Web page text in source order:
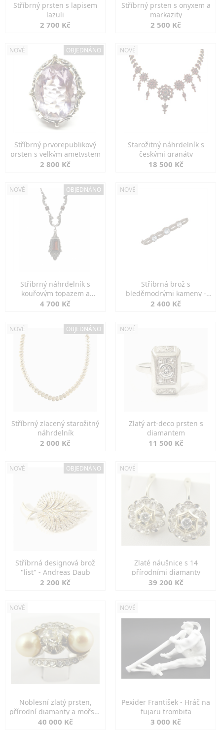
Stříbrný prsten s lapisem
lazuli
2 700 Kč
Stříbrný prsten s onyxem a
markazity
2 500 Kč
NOVÉ OBJEDNÁNO
Stříbrný prvorepublikový
prsten s velkým ametystem
2 800 Kč
NOVÉ
Starožitný náhrdelník s
českými granáty
18 500 Kč
NOVÉ OBJEDNÁNO
Stříbrný náhrdelník s
kouřovým topazem a
markazity
4 700 Kč
NOVÉ
Stříbrná brož s
bleděmodrými kameny -
jemná elegance
2 400 Kč
NOVÉ OBJEDNÁNO
Stříbrný zlacený starožitný
náhrdelník
2 000 Kč
NOVÉ
Zlatý art-deco prsten s
diamantem
11 500 Kč
NOVÉ OBJEDNÁNO
Stříbrná designová brož
"list" - Andreas Daub
2 200 Kč
NOVÉ
Zlaté náušnice s 14
přírodními diamanty
39 200 Kč
NOVÉ
Noblesní zlatý prsten,
přírodní diamanty a mořské
perly
40 000 Kč
NOVÉ
Pexider František - Hráč na
fujaru trombita
3 000 Kč